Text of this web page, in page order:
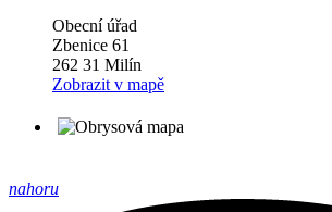
Obecní úřad
Zbenice 61
262 31 Milín
Zobrazit v mapě
nahoru